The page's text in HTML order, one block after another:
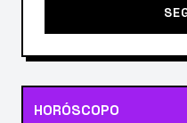
HORÓSCOPO